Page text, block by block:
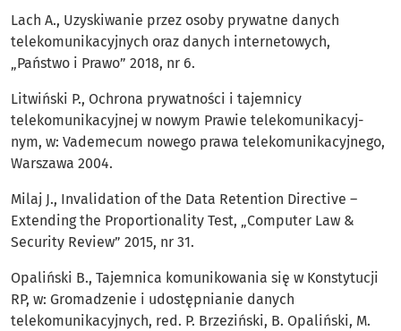
Lach A., Uzyskiwanie przez osoby prywatne danych
telekomunikacyjnych oraz danych internetowych,
„Państwo i Prawo” 2018, nr 6.
Litwiński P., Ochrona prywatności i tajemnicy
telekomunikacyjnej w nowym Prawie telekomunikacyj-
nym, w: Vademecum nowego prawa telekomunikacyjnego,
Warszawa 2004.
Milaj J., Invalidation of the Data Retention Directive –
Extending the Proportionality Test, „Computer Law &
Security Review” 2015, nr 31.
Opaliński B., Tajemnica komunikowania się w Konstytucji
RP, w: Gromadzenie i udostępnianie danych
telekomunikacyjnych, red. P. Brzeziński, B. Opaliński, M.